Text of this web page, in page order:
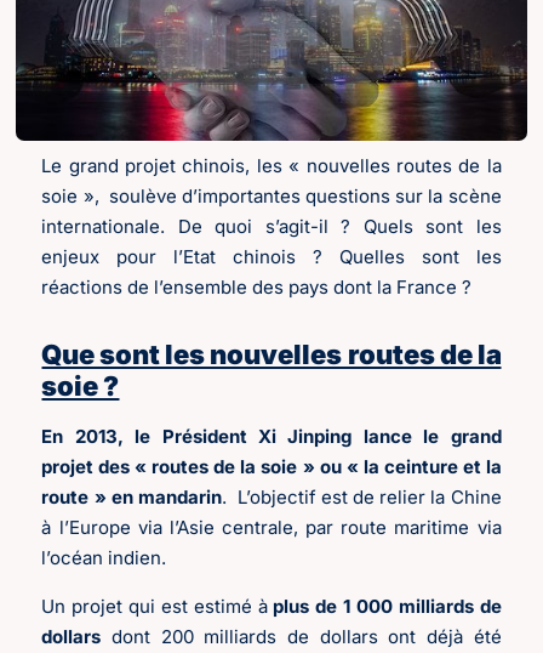
Le grand projet chinois, les « nouvelles routes de la
soie », soulève d’importantes questions sur la scène
internationale. De quoi s’agit-il ? Quels sont les
enjeux pour l’Etat chinois ? Quelles sont les
réactions de l’ensemble des pays dont la France ?
Que sont les nouvelles routes de la
soie ?
En 2013, le Président Xi Jinping lance le grand
projet des « routes de la soie » ou « la ceinture et la
route » en mandarin. L’objectif est de relier la Chine
à l’Europe via l’Asie centrale, par route maritime via
l’océan indien.
Un projet qui est estimé à plus de 1 000 milliards de
dollars dont 200 milliards de dollars ont déjà été